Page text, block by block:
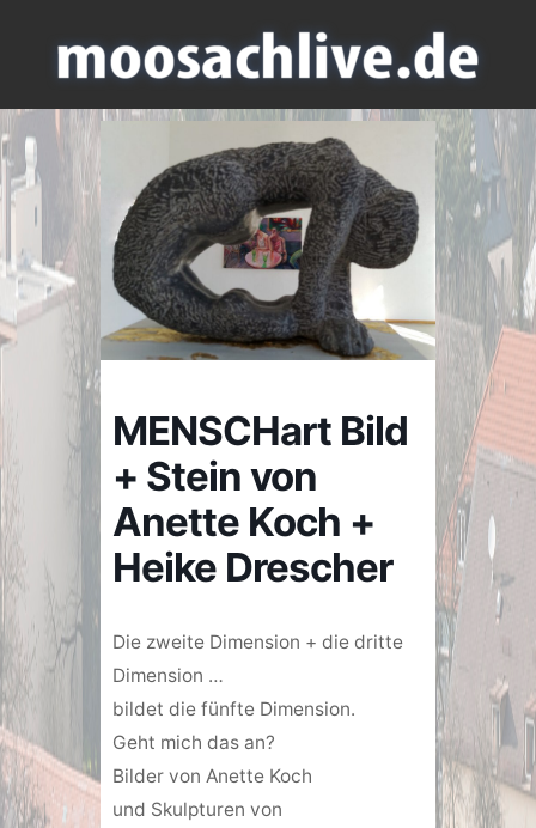
MENSCHart Bild
+ Stein von
Anette Koch +
Heike Drescher
Die zweite Dimension + die dritte
Dimension …
bildet die fünfte Dimension.
Geht mich das an?
Bilder von Anette Koch
und Skulpturen von